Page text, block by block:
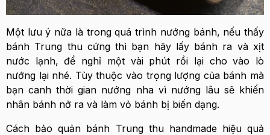
Một lưu ý nữa là trong quá trình nướng bánh, nếu thấy
bánh Trung thu cứng thì bạn hãy lấy bánh ra và xịt
nước lạnh, để nghỉ một vài phút rồi lại cho vào lò
nướng lại nhé. Tùy thuộc vào trọng lượng của bánh mà
bạn canh thời gian nướng nha vì nướng lâu sẽ khiến
nhân bánh nở ra và làm vỏ bánh bị biến dạng.
Cách bảo quản bánh Trung thu handmade hiệu quả